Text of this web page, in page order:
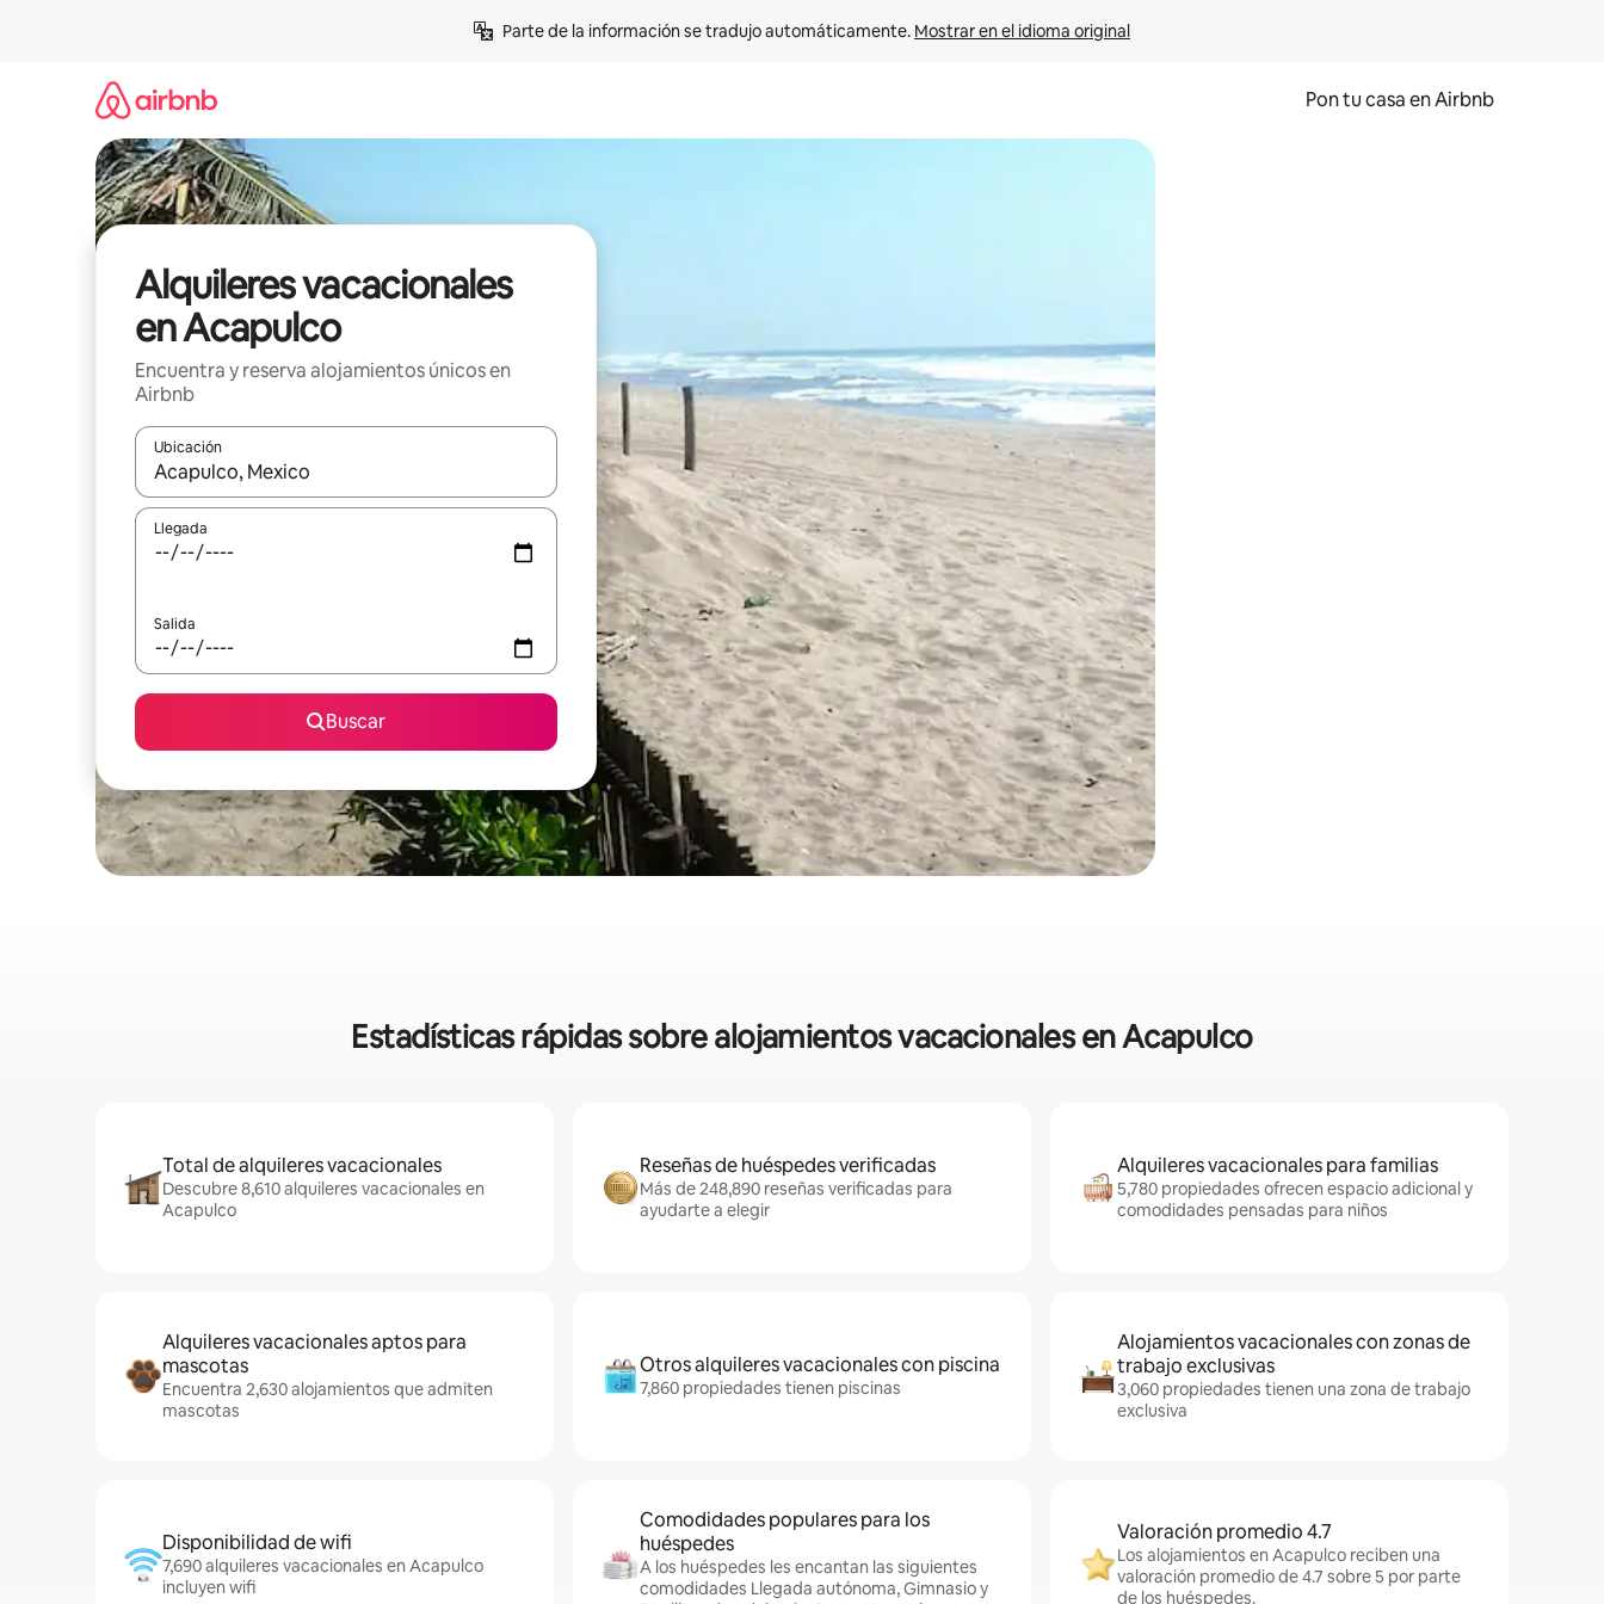
Parte de la información se tradujo automáticamente. Mostrar en el idioma original
Pon tu casa en Airbnb
Alquileres vacacionales
en Acapulco
Encuentra y reserva alojamientos únicos en
Airbnb
Ubicación
Cuando los resultados estén disponibles, navega con las teclas de flecha hacia arriba y hacia abajo o explora con el tacto o desliza el dedo.
Llegada
Salida
Buscar
Estadísticas rápidas sobre alojamientos vacacionales en Acapulco
Total de alquileres vacacionales
Descubre 8,610 alquileres vacacionales en
Acapulco
Reseñas de huéspedes verificadas
Más de 248,890 reseñas verificadas para
ayudarte a elegir
Alquileres vacacionales para familias
5,780 propiedades ofrecen espacio adicional y
comodidades pensadas para niños
Alquileres vacacionales aptos para
mascotas
Encuentra 2,630 alojamientos que admiten
mascotas
Otros alquileres vacacionales con piscina
7,860 propiedades tienen piscinas
Alojamientos vacacionales con zonas de
trabajo exclusivas
3,060 propiedades tienen una zona de trabajo
exclusiva
Disponibilidad de wifi
7,690 alquileres vacacionales en Acapulco
incluyen wifi
Comodidades populares para los
huéspedes
A los huéspedes les encantan las siguientes
comodidades Llegada autónoma, Gimnasio y
Valoración promedio 4.7
Los alojamientos en Acapulco reciben una
valoración promedio de 4.7 sobre 5 por parte
de los huéspedes.